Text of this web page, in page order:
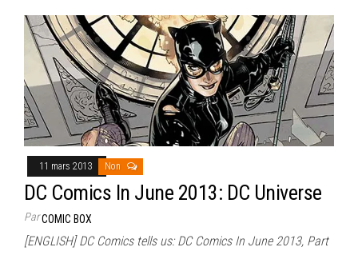
11 mars 2013 Non
DC Comics In June 2013: DC Universe
ParCOMIC BOX
[ENGLISH] DC Comics tells us: DC Comics In June 2013, Part